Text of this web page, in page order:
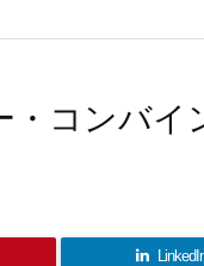
・コンバイ